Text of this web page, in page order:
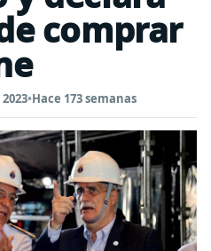
comprar
•Hace 173 semanas